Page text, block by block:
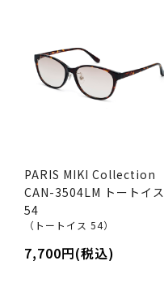
PARIS MIKI Collection
CAN-3504LM トートイス
54
（トートイス 54）
7,700円(税込)